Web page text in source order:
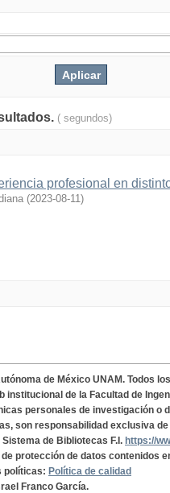
( segundos)
profesional en
(2023-08-11)
de México UNAM. Todos
institucional de la Facultad de
personales de investigación o
son responsabilidad exclusiva
de Bibliotecas F.I. https://
protección de datos contenidos
políticas: Política de calidad
Franco García.